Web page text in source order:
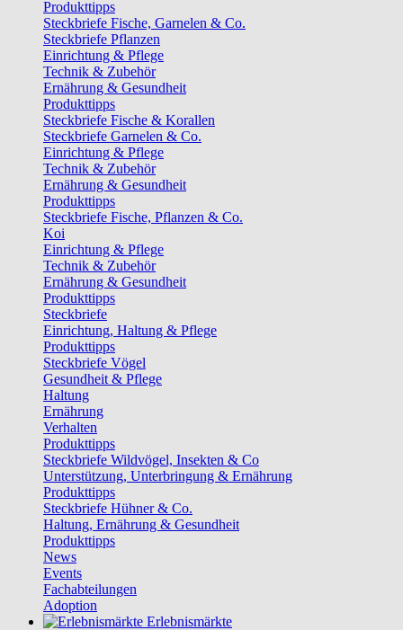
Produkttipps
Steckbriefe Fische, Garnelen & Co.
Steckbriefe Pflanzen
Einrichtung & Pflege
Technik & Zubehör
Ernährung & Gesundheit
Produkttipps
Steckbriefe Fische & Korallen
Steckbriefe Garnelen & Co.
Einrichtung & Pflege
Technik & Zubehör
Ernährung & Gesundheit
Produkttipps
Steckbriefe Fische, Pflanzen & Co.
Koi
Einrichtung & Pflege
Technik & Zubehör
Ernährung & Gesundheit
Produkttipps
Steckbriefe
Einrichtung, Haltung & Pflege
Produkttipps
Steckbriefe Vögel
Gesundheit & Pflege
Haltung
Ernährung
Verhalten
Produkttipps
Steckbriefe Wildvögel, Insekten & Co
Unterstützung, Unterbringung & Ernährung
Produkttipps
Steckbriefe Hühner & Co.
Haltung, Ernährung & Gesundheit
Produkttipps
News
Events
Fachabteilungen
Adoption
Erlebnismärkte